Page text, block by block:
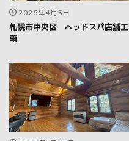
2026年4月5日
札幌市中央区 ヘッドスパ店舗工
事